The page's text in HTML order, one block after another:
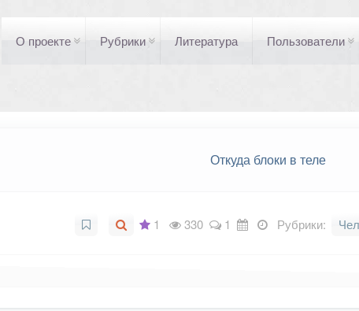
О проекте Рубрики Литература Пользователи
Откуда блоки в теле
1 330 1 Рубрики: